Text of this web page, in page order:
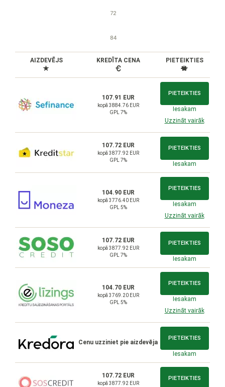
72
84
AIZDEVĒJS KREDĪTA CENA PIETEIKTIES
107.91 EUR
kopā 3884.76 EUR
GPL 7%
PIETEIKTIES
Iesakam
Uzzināt vairāk
107.72 EUR
kopā 3877.92 EUR
GPL 7%
PIETEIKTIES
Iesakam
104.90 EUR
kopā 3776.40 EUR
GPL 5%
PIETEIKTIES
Iesakam
Uzzināt vairāk
107.72 EUR
kopā 3877.92 EUR
GPL 7%
PIETEIKTIES
Iesakam
104.70 EUR
kopā 3769.20 EUR
GPL 5%
PIETEIKTIES
Iesakam
Uzzināt vairāk
Cenu uzziniet pie aizdevēja
PIETEIKTIES
Iesakam
107.72 EUR
kopā 3877.92 EUR
PIETEIKTIES